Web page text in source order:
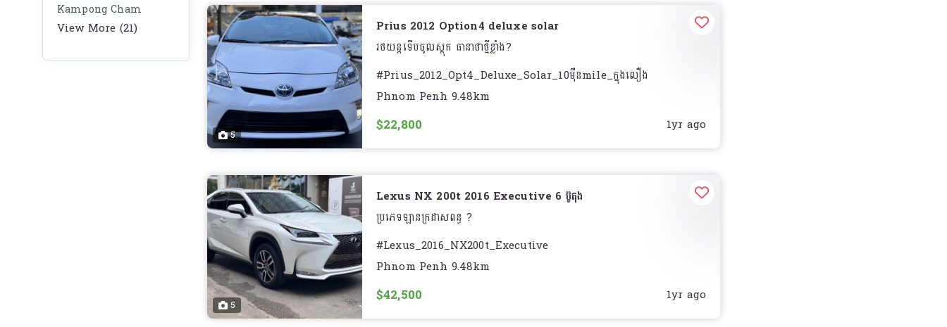
Kampong Cham
View More (21)
- Auto parking ( ចូលចតស្វ័យប្រវត្តិ )
- Wireless charge
- HUD
- Sensor 12គ្រាប់
- Auto front seat
- Auto break
- Auto rain wiper
- Color : Blue
- Interior: Tan ក្នុងលឿង⭐️
?‍♂️ ធានាអត់បុក ដូរពណ៌ លិចទឹក កាត់ត ធ្វើខ្ចៅ
✔️ ឃ្មុំហ្សុិន ធានាម៉ាសុីន ប្រអប់លេខ អាគុយ ABS១ខែ
? ប្រេងម៉ាស៊ីន+ប្រេងប្រអប់លេខ+ប្រេងហ្វ្រាំង១ឈុត
5
Prius 2012 Option4 deluxe solar
រថយន្តទើបចូលស្តុក ធានាថាថ្មីខ្លាំង?
#Prius_2012_Opt4_Deluxe_Solar_10មុឺនmile_ក្នុងលឿង
_____//_________
- Price ? : $22,###
- Mile : 100,000 miles ហ្សុិន
- Model : Toyota Prius Option4 Deluxe Solar
- Exterior : White pearl ( សកាំម៉ៃ )
- Interior : Beige ( ក្នុងលឿង)
- Equipment : Screen ធំ / បើកតំបូល & Solar / AC remote/ JBL?/
Phnom Penh 9.48km
$22,800 1yr ago
5
Lexus NX 200t 2016 Executive 6 ប៊ូតុង
ប្រភេទឡានក្រដាសពន្ធ ?
#Lexus_2016_NX200t_Executive
#គុជ៣ហ្សុិន_6ប៊ូតុង ប៉ុង២??
?តម្លៃល្អ : $40ស្តើង
Phnom Penh 9.48km
$42,500 1yr ago